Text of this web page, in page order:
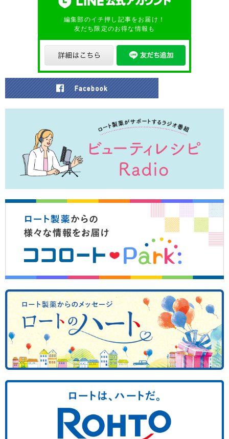
編集部のイチ押し記事をお届け！
友だち限定のお得な情報も